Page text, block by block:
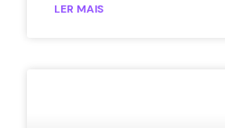
LER MAIS